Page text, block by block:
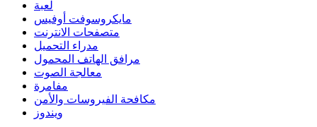
لعبة
مايكروسوفت أوفيس
متصفحات الانترنت
مدراء التحميل
مرافق الهاتف المحمول
معالجة الصوت
مفامرة
مكافحة الفيروسات والأمن
ويندوز